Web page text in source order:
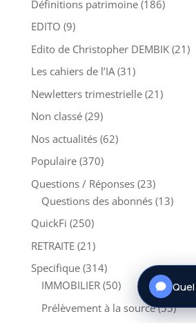
Définitions patrimoine(186)
EDITO (9)
Edito de Christopher DEMBIK(21)
Les cahiers de l’IA(31)
Newletters trimestrielle(21)
Non classé(29)
Nos actualités(62)
Populaire(370)
Questions / Réponses(23)
Questions des abonnés(13)
QuickFi (250)
RETRAITE(21)
Specifique(314)
IMMOBILIER(50)
Prélèvement à la source(55)